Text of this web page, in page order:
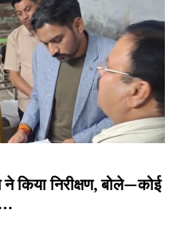
किया निरीक्षण, बोले—कोई